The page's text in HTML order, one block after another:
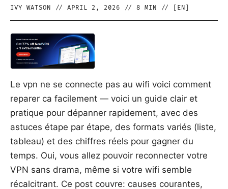
IVY WATSON // APRIL 2, 2026 // 8 MIN // [ EN
Le vpn ne se connecte pas au wifi voici comment
reparer ca facilement — voici un guide clair et
pratique pour dépanner rapidement, avec des
astuces étape par étape, des formats variés (liste,
tableau) et des chiffres réels pour gagner du
temps. Oui, vous allez pouvoir reconnecter votre
VPN sans drama, même si votre wifi semble
récalcitrant. Ce post couvre: causes courantes,